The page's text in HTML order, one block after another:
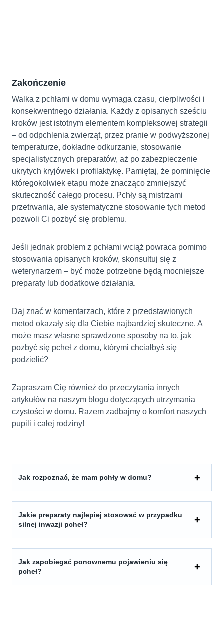
Zakończenie
Walka z pchłami w domu wymaga czasu, cierpliwości i
konsekwentnego działania. Każdy z opisanych sześciu
kroków jest istotnym elementem kompleksowej strategii
– od odpchlenia zwierząt, przez pranie w podwyższonej
temperaturze, dokładne odkurzanie, stosowanie
specjalistycznych preparatów, aż po zabezpieczenie
ukrytych kryjówek i profilaktykę. Pamiętaj, że pominięcie
któregokolwiek etapu może znacząco zmniejszyć
skuteczność całego procesu. Pchły są mistrzami
przetrwania, ale systematyczne stosowanie tych metod
pozwoli Ci pozbyć się problemu.
Jeśli jednak problem z pchłami wciąż powraca pomimo
stosowania opisanych kroków, skonsultuj się z
weterynarzem – być może potrzebne będą mocniejsze
preparaty lub dodatkowe działania.
Daj znać w komentarzach, które z przedstawionych
metod okazały się dla Ciebie najbardziej skuteczne. A
może masz własne sprawdzone sposoby na to, jak
pozbyć się pcheł z domu, którymi chciałbyś się
podzielić?
Zapraszam Cię również do przeczytania innych
artykułów na naszym blogu dotyczących utrzymania
czystości w domu. Razem zadbajmy o komfort naszych
pupili i całej rodziny!
Jak rozpoznać, że mam pchły w domu?
Jakie preparaty najlepiej stosować w przypadku
silnej inwazji pcheł?
Jak zapobiegać ponownemu pojawieniu się
pcheł?